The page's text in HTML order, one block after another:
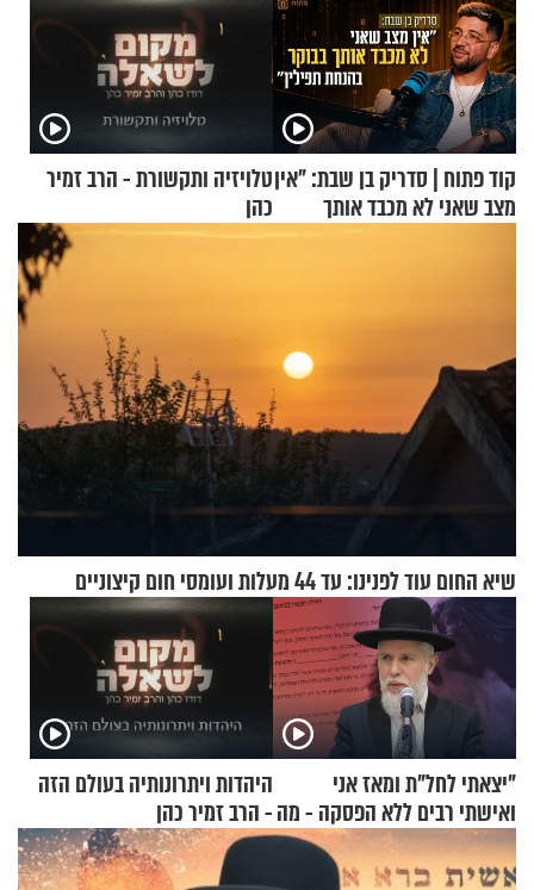
קוד פתוח | סדריק בן שבת: "אין
מצב שאני לא מכבד אותך
טלויזיה ותקשורת - הרב זמיר
כהן
שיא החום עוד לפנינו: עד 44 מעלות ועומסי חום קיצוניים
"יצאתי לחל"ת ומאז אני
ואישתי רבים ללא הפסקה - מה
עושים"? הרב זמיר כהן
בתשובה מפתיעה
היהדות ויתרונותיה בעולם הזה
- הרב זמיר כהן